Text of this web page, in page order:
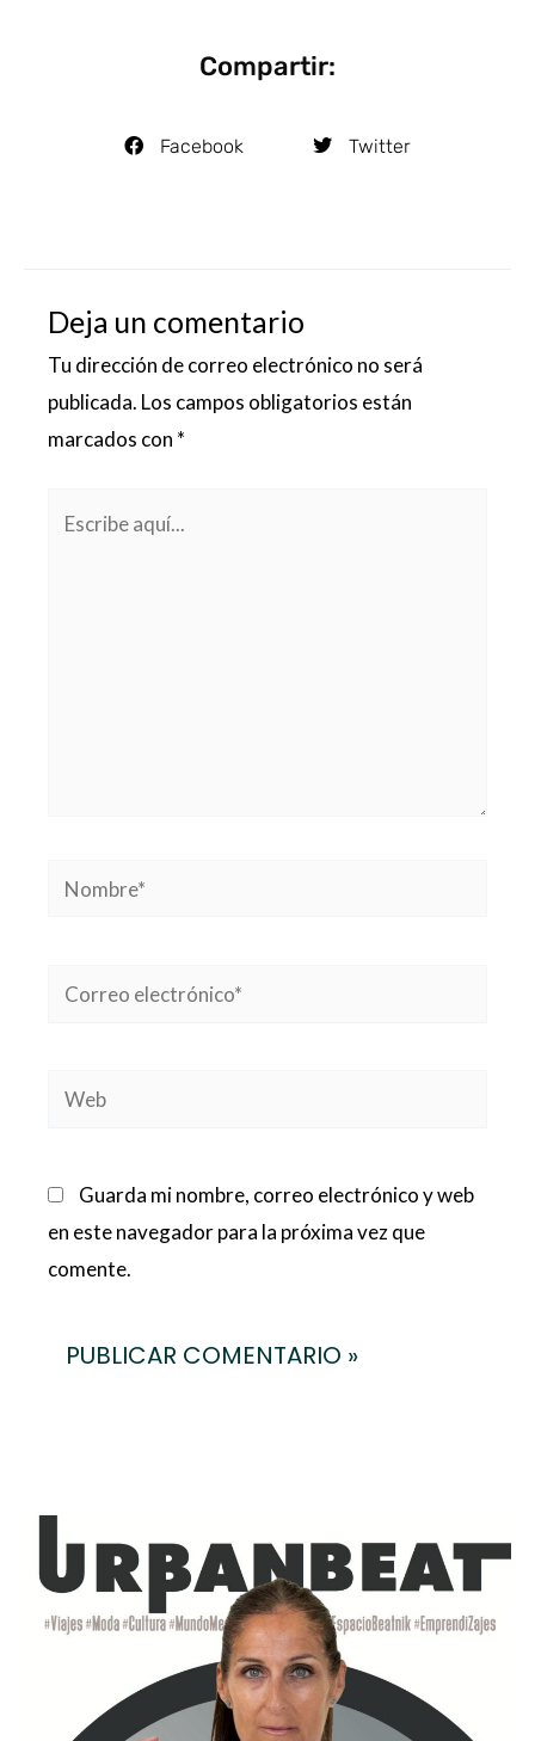
Compartir:
Facebook Twitter
Deja un comentario
Tu dirección de correo electrónico no será
publicada. Los campos obligatorios están
marcados con *
Nombre*
Correo
Web
Guarda mi nombre, correo electrónico y web
en este navegador para la próxima vez que
comente.